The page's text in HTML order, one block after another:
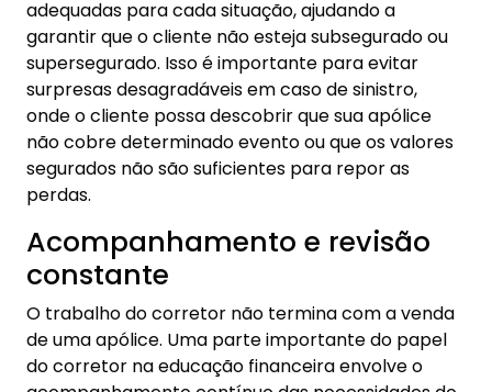
adequadas para cada situação, ajudando a
garantir que o cliente não esteja subsegurado ou
supersegurado. Isso é importante para evitar
surpresas desagradáveis em caso de sinistro,
onde o cliente possa descobrir que sua apólice
não cobre determinado evento ou que os valores
segurados não são suficientes para repor as
perdas.
Acompanhamento e revisão
constante
O trabalho do corretor não termina com a venda
de uma apólice. Uma parte importante do papel
do corretor na educação financeira envolve o